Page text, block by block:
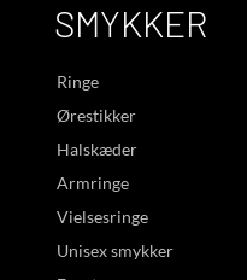
SMYKKER
Ringe
Ørestikker
Halskæder
Armringe
Vielsesringe
Unisex smykker